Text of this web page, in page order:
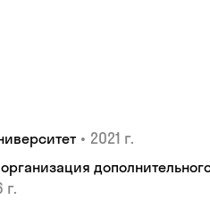
• 2021 г.
г.